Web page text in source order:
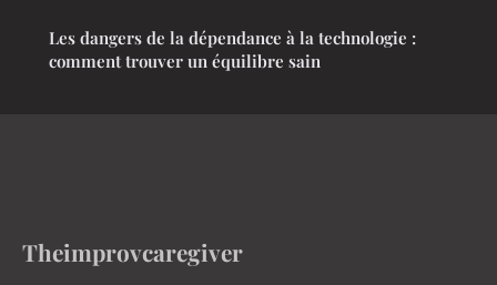
Les dangers de la dépendance à la technologie :
comment trouver un équilibre sain
Theimprovcaregiver